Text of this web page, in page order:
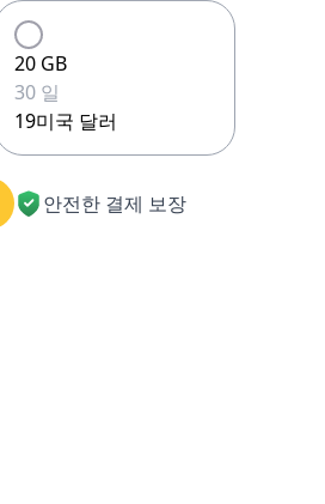
20 GB
30 일
19미국 달러
안전한 결제 보장